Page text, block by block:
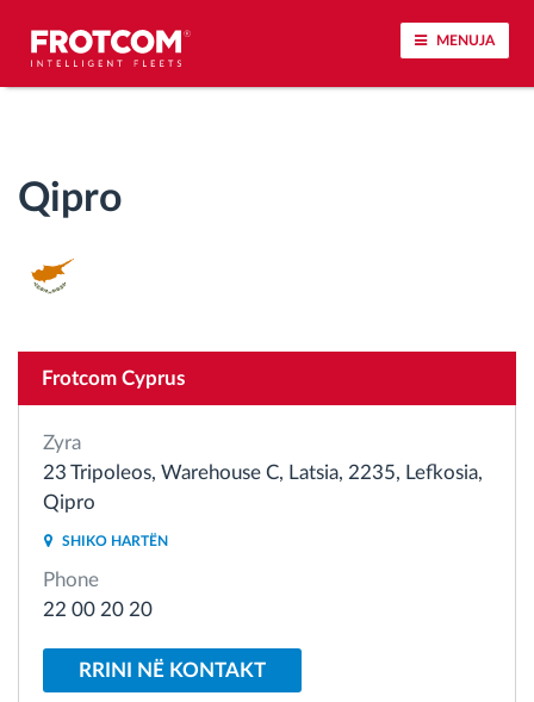
MENUJA
Monitorimi i kohës së ngasjes
Qasja e kontrollit
Identifikim automatik i shoferëve
Qipro
Frotcom Cyprus
Zyra
23 Tripoleos, Warehouse C, Latsia, 2235, Lefkosia,
Qipro
SHIKO HARTËN
Phone
22 00 20 20
RRINI NË KONTAKT